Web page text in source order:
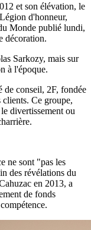
et son élévation, le
d'honneur,
Monde publié lundi,
décoration.
Sarkozy, mais sur
à l'époque.
de conseil, 2F, fondée
clients. Ce groupe,
divertissement ou
ne sont "pas les
des révélations du
en 2013, a
de fonds